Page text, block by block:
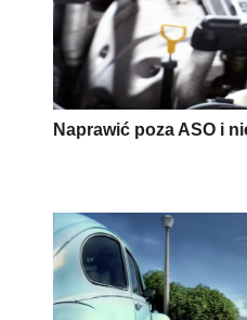
Naprawić poza ASO i